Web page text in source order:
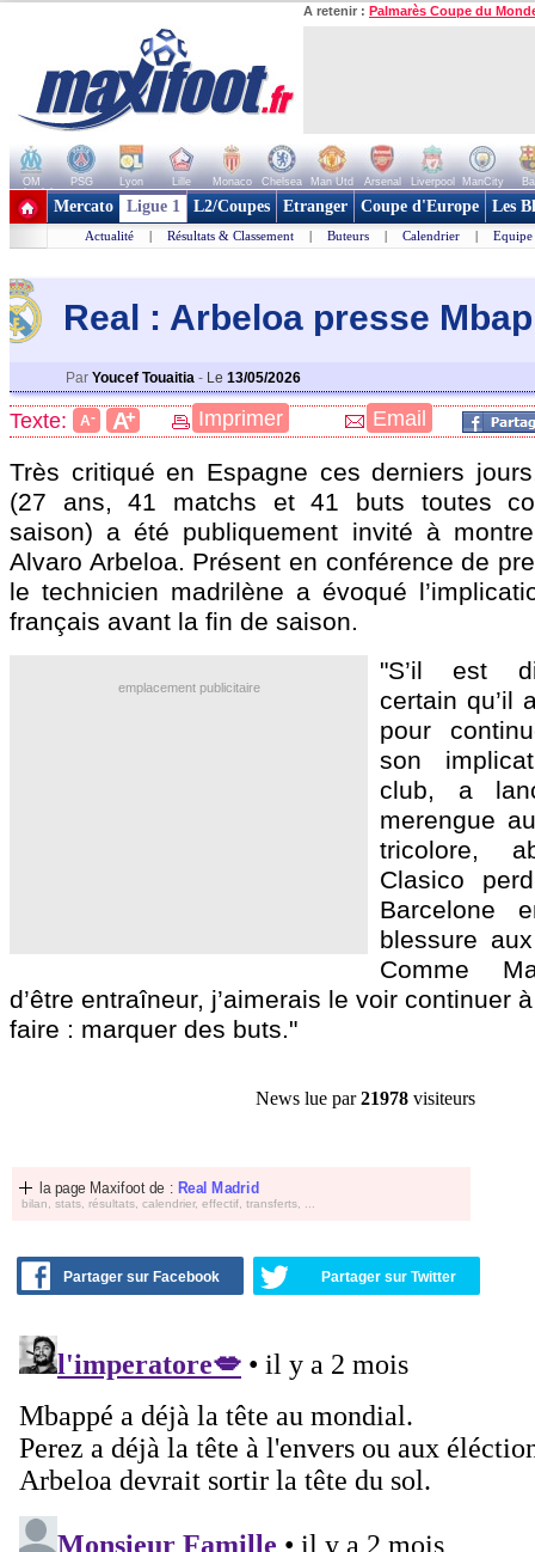
A retenir : Palmarès Coupe du
OM PSG Lyon Lille Monaco Chelsea Man Utd Arsenal Liverpool ManCity
+ de clubs
Mercato Ligue 1 L2/Coupes Etranger Coupe d'Europe Les
Actualité | Résultats & Classement | Buteurs | Calendrier | Equipe
Real : Arbeloa presse
Par Youcef Touaitia - Le 13/05/2026
Texte: A- A+ Imprimer Email
Très critiqué en Espagne ces derniers
(27 ans, 41 matchs et 41 buts toutes
saison) a été publiquement invité à
Alvaro Arbeloa. Présent en conférence de
le technicien madrilène a évoqué
français avant la fin de saison.
emplacement publicitaire
"S’il est
certain qu’il
pour
son
club, a
merengue
tricolore,
Clasico
Barcelone
blessure
Comme
d’être entraîneur, j’aimerais le voir continuer
faire : marquer des buts."
News lue par21978 visiteurs
la page Maxifoot de : Real Madrid
bilan, stats, résultats, calendrier, effectif, transferts, ...
Partager sur Facebook Partager sur Twitter